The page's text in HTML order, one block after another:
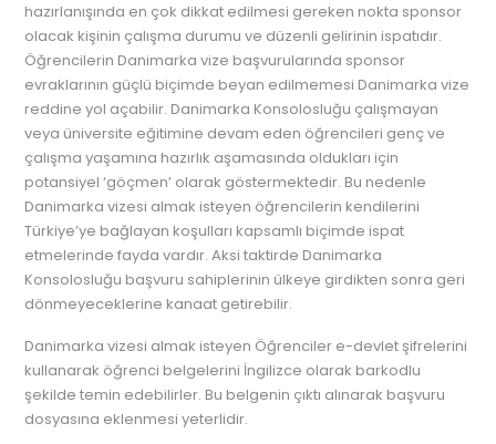
hazırlanışında en çok dikkat edilmesi gereken nokta sponsor
olacak kişinin çalışma durumu ve düzenli gelirinin ispatıdır.
Öğrencilerin Danimarka vize başvurularında sponsor
evraklarının güçlü biçimde beyan edilmemesi Danimarka vize
reddine yol açabilir. Danimarka Konsolosluğu çalışmayan
veya üniversite eğitimine devam eden öğrencileri genç ve
çalışma yaşamına hazırlık aşamasında oldukları için
potansiyel ‘göçmen’ olarak göstermektedir. Bu nedenle
Danimarka vizesi almak isteyen öğrencilerin kendilerini
Türkiye’ye bağlayan koşulları kapsamlı biçimde ispat
etmelerinde fayda vardır. Aksi taktirde Danimarka
Konsolosluğu başvuru sahiplerinin ülkeye girdikten sonra geri
dönmeyeceklerine kanaat getirebilir.
Danimarka vizesi almak isteyen Öğrenciler e-devlet şifrelerini
kullanarak öğrenci belgelerini İngilizce olarak barkodlu
şekilde temin edebilirler. Bu belgenin çıktı alınarak başvuru
dosyasına eklenmesi yeterlidir.